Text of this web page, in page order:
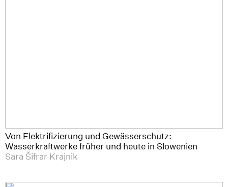
Von Elektrifizierung und Gewässerschutz:
Wasserkraftwerke früher und heute in Slowenien
Sara Šifrar Krajnik